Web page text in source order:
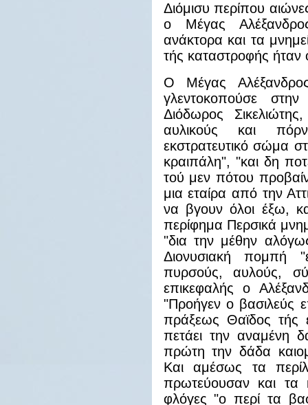
Διόμισυ περίπου
ο Μέγας
ανάκτορα και τα
τής καταστροφής ήταν
Ο Μέγας
γλεντοκοπούσε
Διόδωρος
αυλικούς και
εκστρατευτικό σώμα
κραιπάλη", "και δη
τού μεν πότου
μια εταίρα από την
να βγουν όλοι έξω,
περίφημα Περσικά
"δια την μέθην
Διονυσιακή πομπή
πυρσούς, αυλούς,
επικεφαλής ο
"Προήγεν ο βασιλεύς
πράξεως Θαϊδος τής
πετάει την αναμένη
πρώτη την δάδα
Και αμέσως τα
πρωτεύουσαν και τα
φλόγες "ο περί τα